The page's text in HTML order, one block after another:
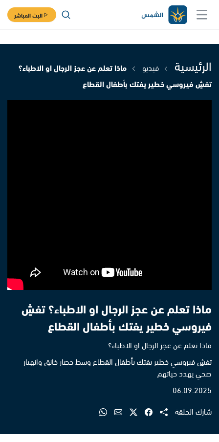
البث المباشر
الرئيسية فيديو
ماذا تعلم عن عجز الرجال او الاطباء؟
تفشٍ فيروسي خطير يفتك بأطفال القطاع
ماذا تعلم عن عجز الرجال او الاطباء؟ تفشٍ
فيروسي خطير يفتك بأطفال القطاع
ماذا تعلم عن عجز الرجال او الاطباء؟
تفشٍ فيروسي خطير يفتك بأطفال القطاع وسط حصار خانق وانهيار
صحي يهدد حياتهم
06.09.2025
شارك الحلقة